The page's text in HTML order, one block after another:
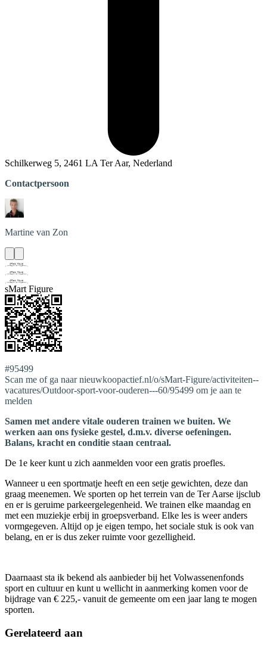
Schilkerweg 5, 2461 LA Ter Aar, Nederland
Contactpersoon
Martine van Zon
sMart Figure
#95499
Scan me of ga naar nieuwkoopactief.nl/o/sMart-Figure/activiteiten--
vacatures/Outdoor-sport-voor-ouderen---60/95499 om je aan te
melden
Samen met andere vitale ouderen trainen we buiten. We
werken aan ons fysieke gestel, d.m.v. diverse oefeningen.
Balans, kracht en conditie staan centraal.
De 1e keer kunt u zich aanmelden voor een gratis proefles.
Wanneer u een sportmatje heeft en een setje gewichten, deze dan
graag meenemen. We sporten op het terrein van de Ter Aarse ijsclub
en er is geruime parkeergelegenheid. We trainen elke maandag en
met een muziekje erbij in groepsverband. Elke les is weer anders
vormgegeven. Altijd op je eigen tempo, het sociale stuk is ook van
belang, en er is dus zeker ruimte voor gezelligheid.
Daarnaast sta ik bekend als aanbieder bij het Volwassenenfonds
sport en cultuur en kunt u wellicht in aanmerking komen voor de
bijdrage van € 225,- vanuit de gemeente om een jaar lang te mogen
sporten.
Gerelateerd aan